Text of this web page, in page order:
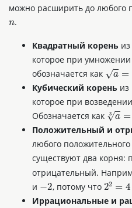
можно расширить до любого
n
.
Квадратный корень
которое при
обозначается как
a=b
Кубический корень из
которое при
Обозначается как
a3=b
Положительный и
любого
существуют два корня:
отрицательный.
и
−2
, потому что
22=4
Иррациональные и